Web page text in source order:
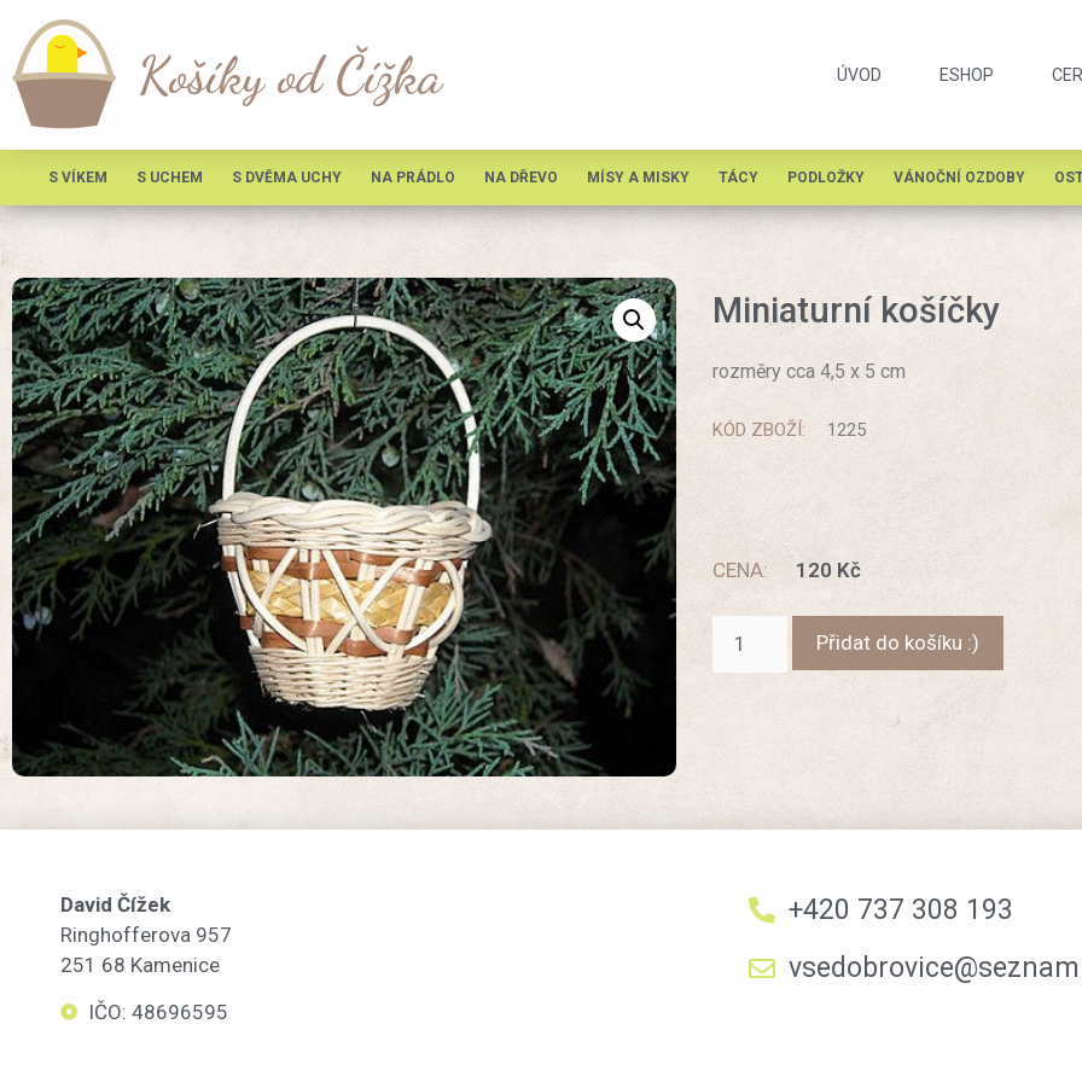
Košíky od Čížka ÚVOD ESHOP
S VÍKEM S UCHEM S DVĚMA UCHY NA PRÁDLO NA DŘEVO MÍSY A MISKY TÁCY PODLOŽKY VÁNOČNÍ OZDOBY
Miniaturní košíčky
rozměry cca 4,5 x 5 cm
KÓD ZBOŽÍ: 1225
CENA: 120 Kč
Přidat do košíku :)
David Čížek
Ringhofferova 957
251 68 Kamenice
IČO: 48696595
+420 737 308 193